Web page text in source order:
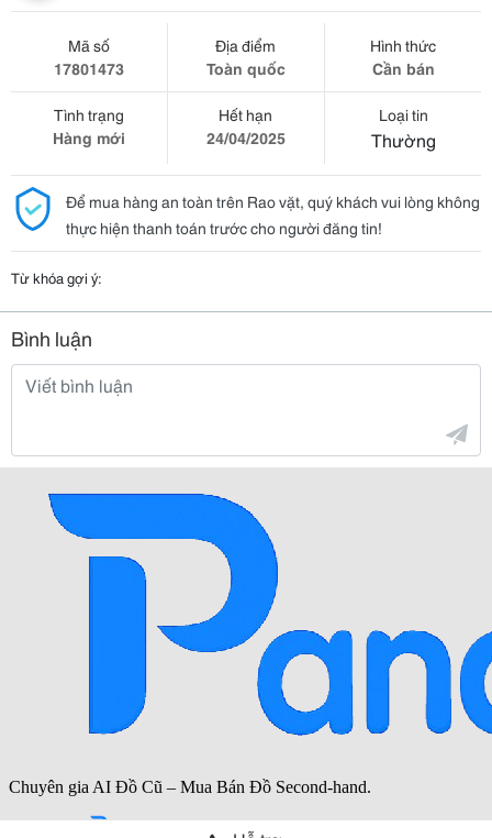
Mã số
17801473
Địa điểm
Toàn quốc
Hình thức
Cần bán
Tình trạng
Hàng mới
Hết hạn
24/04/2025
Loại tin
Thường
Để mua hàng an toàn trên Rao vặt, quý khách vui lòng không
thực hiện thanh toán trước cho người đăng tin!
Từ khóa gợi ý:
Bình luận